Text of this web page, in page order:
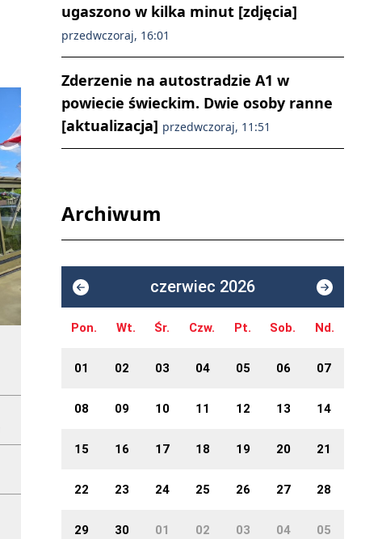
ugaszono w kilka minut [zdjęcia]
przedwczoraj, 16:01
Zderzenie na autostradzie A1 w
powiecie świeckim. Dwie osoby ranne
[aktualizacja] przedwczoraj, 11:51
Archiwum
czerwiec 2026
Pon. Wt. Śr. Czw. Pt. Sob. Nd.
01 02 03 04 05 06 07
08 09 10 11 12 13 14
15 16 17 18 19 20 21
22 23 24 25 26 27 28
29 30 01 02 03 04 05